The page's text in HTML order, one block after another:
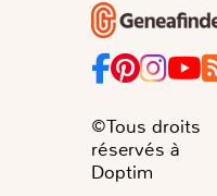
©Tous droits
réservés à
Doptim